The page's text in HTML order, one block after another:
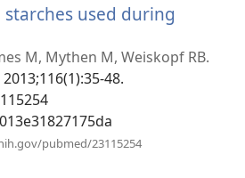
used during
M, Mythen M, Weiskopf RB.
48.
pubmed/23115254